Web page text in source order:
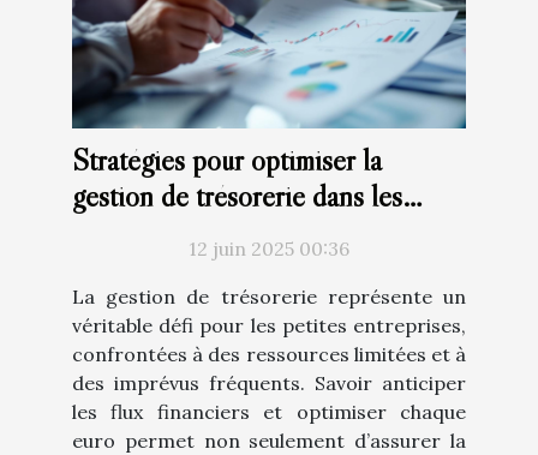
Stratégies pour optimiser la
gestion de trésorerie dans les
petites entreprises
12 juin 2025 00:36
La gestion de trésorerie représente un
véritable défi pour les petites entreprises,
confrontées à des ressources limitées et à
des imprévus fréquents. Savoir anticiper
les flux financiers et optimiser chaque
euro permet non seulement d’assurer la